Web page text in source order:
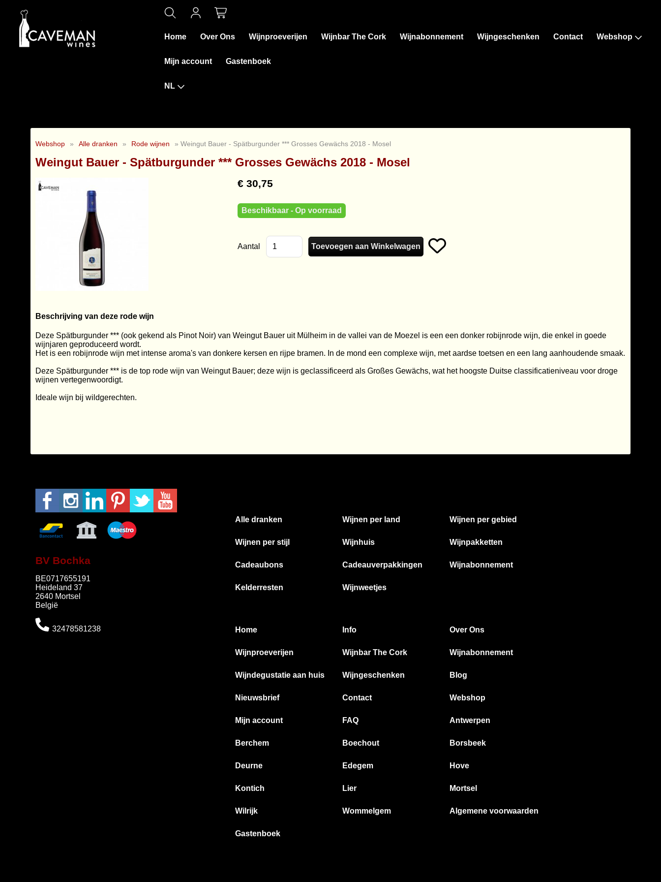
Home Over Ons Wijnproeverijen Wijnbar The Cork Wijnabonnement Wijngeschenken Contact Webshop
Mijn account Gastenboek
NL
Webshop » Alle dranken » Rode wijnen » Weingut Bauer - Spätburgunder *** Grosses Gewächs 2018 - Mosel
Weingut Bauer - Spätburgunder *** Grosses Gewächs 2018 - Mosel
€ 30,75
Beschikbaar - Op voorraad
Aantal
Beschrijving van deze rode wijn
Deze Spätburgunder *** (ook gekend als Pinot Noir) van Weingut Bauer uit Mülheim in de vallei van de Moezel is een een donker robijnrode wijn, die enkel in goede
wijnjaren geproduceerd wordt.
Het is een robijnrode wijn met intense aroma's van donkere kersen en rijpe bramen. In de mond een complexe wijn, met aardse toetsen en een lang aanhoudende smaak.
Deze Spätburgunder *** is de top rode wijn van Weingut Bauer; deze wijn is geclassificeerd als Großes Gewächs, wat het hoogste Duitse classificatieniveau voor droge
wijnen vertegenwoordigt.
Ideale wijn bij wildgerechten.
BV Bochka
BE0717655191
Heideland 37
2640 Mortsel
België
32478581238
Alle dranken Wijnen per land Wijnen per gebied
Wijnen per stijl Wijnhuis Wijnpakketten
Cadeaubons Cadeauverpakkingen Wijnabonnement
Kelderresten Wijnweetjes
Home Info Over Ons
Wijnproeverijen Wijnbar The Cork Wijnabonnement
Wijndegustatie aan huis Wijngeschenken Blog
Nieuwsbrief Contact Webshop
Mijn account FAQ Antwerpen
Berchem Boechout Borsbeek
Deurne Edegem Hove
Kontich Lier Mortsel
Wilrijk Wommelgem Algemene voorwaarden
Gastenboek